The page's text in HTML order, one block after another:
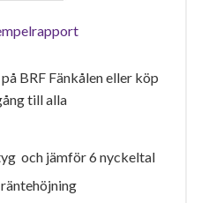
BRF Fänkålen eller köp
till alla
och jämför 6 nyckeltal